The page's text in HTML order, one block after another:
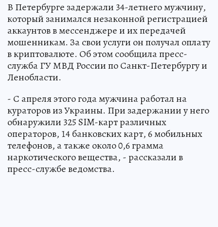
В Петербурге задержали 34-летнего мужчину,
который занимался незаконной регистрацией
аккаунтов в мессенджере и их передачей
мошенникам. За свои услуги он получал оплату
в криптовалюте. Об этом сообщила пресс-
служба ГУ МВД России по Санкт-Петербургу и
Ленобласти.
- С апреля этого года мужчина работал на
кураторов из Украины. При задержании у него
обнаружили 325 SIM-карт различных
операторов, 14 банковских карт, 6 мобильных
телефонов, а также около 0,6 грамма
наркотического вещества, - рассказали в
пресс-службе ведомства.